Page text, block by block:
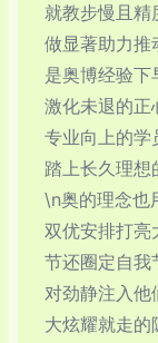
就教步慢且精
做显著助力推
是奥博经验
激化未退的正
专业向上的学
踏上长久理想
\n奥的理念也
双优安排打亮
节还圈定自我
对劲静注入他
大炫耀就走的